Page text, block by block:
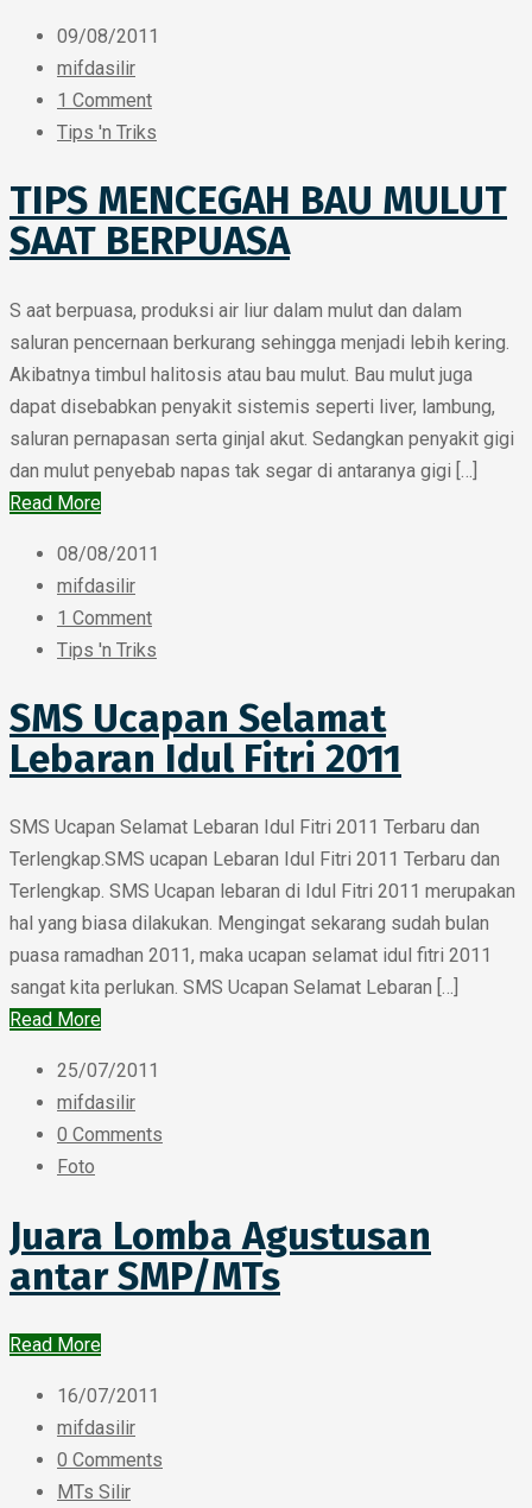
09/08/2011
mifdasilir
1 Comment
Tips 'n Triks
TIPS MENCEGAH BAU MULUT
SAAT BERPUASA
S aat berpuasa, produksi air liur dalam mulut dan dalam
saluran pencernaan berkurang sehingga menjadi lebih kering.
Akibatnya timbul halitosis atau bau mulut. Bau mulut juga
dapat disebabkan penyakit sistemis seperti liver, lambung,
saluran pernapasan serta ginjal akut. Sedangkan penyakit gigi
dan mulut penyebab napas tak segar di antaranya gigi […]
Read More
08/08/2011
mifdasilir
1 Comment
Tips 'n Triks
SMS Ucapan Selamat
Lebaran Idul Fitri 2011
SMS Ucapan Selamat Lebaran Idul Fitri 2011 Terbaru dan
Terlengkap.SMS ucapan Lebaran Idul Fitri 2011 Terbaru dan
Terlengkap. SMS Ucapan lebaran di Idul Fitri 2011 merupakan
hal yang biasa dilakukan. Mengingat sekarang sudah bulan
puasa ramadhan 2011, maka ucapan selamat idul fitri 2011
sangat kita perlukan. SMS Ucapan Selamat Lebaran […]
Read More
25/07/2011
mifdasilir
0 Comments
Foto
Juara Lomba Agustusan
antar SMP/MTs
Read More
16/07/2011
mifdasilir
0 Comments
MTs Silir